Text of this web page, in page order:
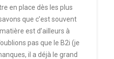
en place dès les plus
que c’est souvent
est d’ailleurs à
pas que le B2i (je
il a déjà le grand